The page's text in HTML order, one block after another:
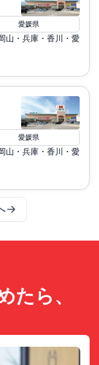
愛媛県
山・兵庫・香川・愛
愛媛県
山・兵庫・香川・愛
たら、